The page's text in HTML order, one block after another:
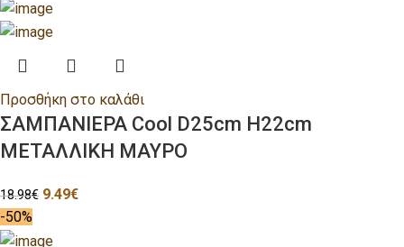
Προσθήκη στο καλάθι
ΣΑΜΠΑΝΙΕΡΑ Cool D25cm H22cm
ΜΕΤΑΛΛΙΚΗ ΜΑΥΡΟ
18.98€ 9.49€
-50%